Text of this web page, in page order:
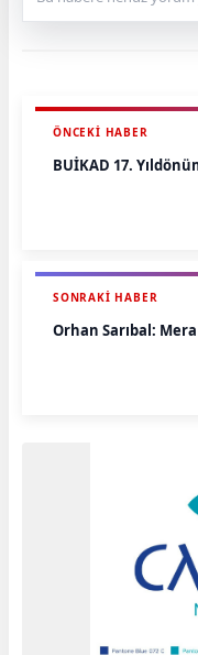
ÖNCEKI HABER
BUİKAD 17.
SONRAKI HABER
Orhan Sarıbal: Mera